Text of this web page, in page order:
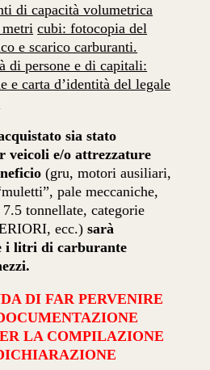
di capacità volumetrica
cubi: fotocopia del
e scarico carburanti.
di persone e di capitali:
e carta d’identità del legale
sia stato
veicoli e/o attrezzature
(gru, motori ausiliari,
pale meccaniche,
tonnellate, categorie
ecc.)sarà
i litri di carburante
DI FAR PERVENIRE
LA COMPILAZIONE